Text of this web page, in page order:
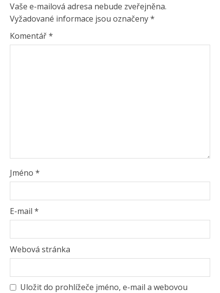
Vaše e-mailová adresa nebude zveřejněna.
Vyžadované informace jsou označeny*
Komentář*
Jméno *
E-mail *
Webová stránka
Uložit do prohlížeče jméno, e-mail a webovou